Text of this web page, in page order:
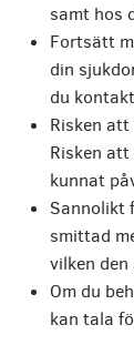
samt hos
Fortsätt
din
du
Risken
Risken
kunnat
Sannolikt
smittad
vilken den
Om du
kan tala